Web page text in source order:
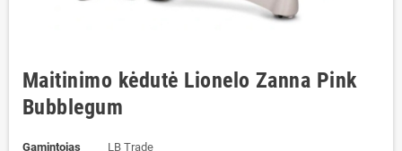
Maitinimo kėdutė Lionelo Zanna Pink
Bubblegum
Gamintojas LB Trade